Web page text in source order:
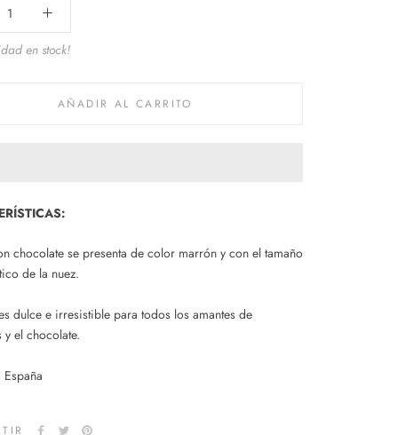
en stock!
AÑADIR AL CARRITO
chocolate se presenta de color marrón y con el tamaño
de la nuez.
dulce e irresistible para todos los amantes de
y el chocolate.
España